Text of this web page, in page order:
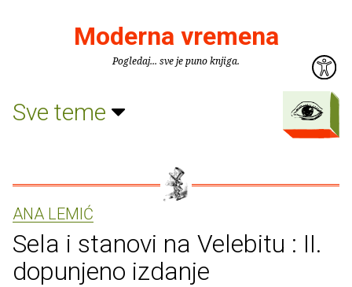
Moderna vremena
Pogledaj... sve je puno knjiga.
Sve teme
ANA LEMIĆ
Sela i stanovi na Velebitu : II.
dopunjeno izdanje